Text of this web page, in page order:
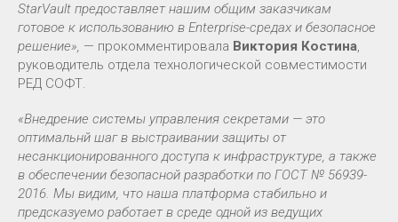
StarVault предоставляет нашим общим заказчикам
готовое к использованию в Enterprise-средах и безопасное
решение», — прокомментировала Виктория Костина,
руководитель отдела технологической совместимости
РЕД СОФТ.
«Внедрение системы управления секретами — это
оптимальнй шаг в выстраивании защиты от
несанкционированного доступа к инфраструктуре, а также
в обеспечении безопасной разработки по ГОСТ № 56939-
2016. Мы видим, что наша платформа стабильно и
предсказуемо работает в среде одной из ведущих